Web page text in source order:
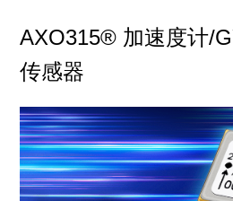
AXO315® 加速度计/
传感器